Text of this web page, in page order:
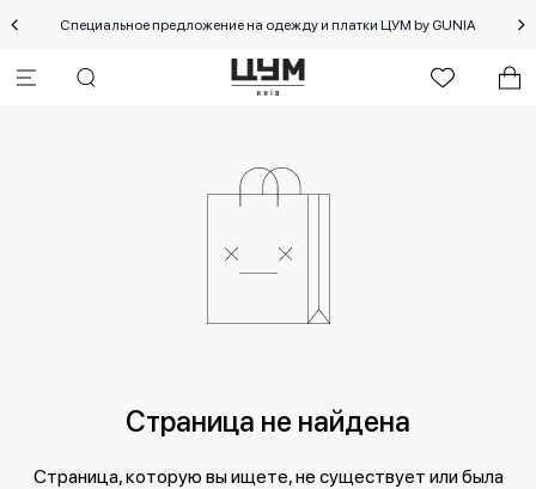
Специальное предложение на одежду и платки ЦУМ by GUNIA
Страница не найдена
Страница, которую вы ищете, не существует или была